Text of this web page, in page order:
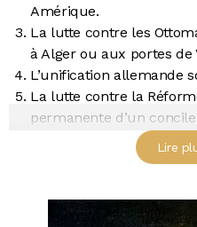
Amérique.
La lutte contre les
à Alger ou aux portes de
L’unification allemande
La lutte contre la
permanente d’un
à réconcilier catholiques
1519, Charles Quint fut
Pape à Bologne en 1530.
Lire